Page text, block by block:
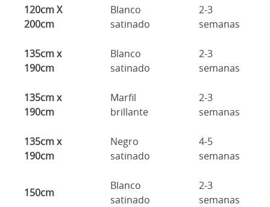
120cm X
200cm
Blanco
satinado
2-3
semanas
135cm x
190cm
Blanco
satinado
2-3
semanas
135cm x
190cm
Marfil
brillante
2-3
semanas
135cm x
190cm
Negro
satinado
4-5
semanas
150cm
Blanco
satinado
2-3
semanas